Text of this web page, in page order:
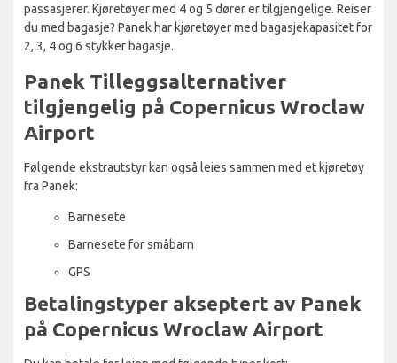
passasjerer. Kjøretøyer med 4 og 5 dører er tilgjengelige. Reiser
du med bagasje? Panek har kjøretøyer med bagasjekapasitet for
2, 3, 4 og 6 stykker bagasje.
Panek Tilleggsalternativer
tilgjengelig på Copernicus Wroclaw
Airport
Følgende ekstrautstyr kan også leies sammen med et kjøretøy
fra Panek:
Barnesete
Barnesete for småbarn
GPS
Betalingstyper akseptert av Panek
på Copernicus Wroclaw Airport